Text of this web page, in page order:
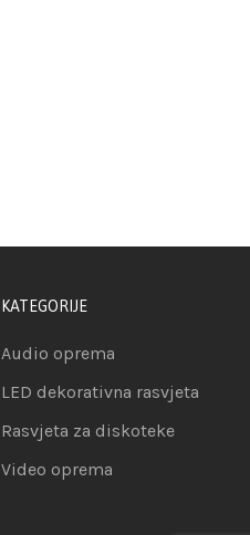
KATEGORIJE
Audio oprema
LED dekorativna rasvjeta
Rasvjeta za diskoteke
Video oprema